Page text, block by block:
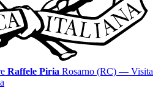
Raffele Piria Rosarno (RC) — Visita